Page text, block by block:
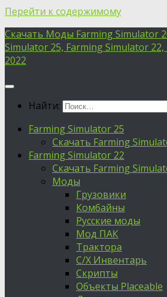
Перейти к содержимому
Скачать Моды Farming Simulator
Simulator 25, Farming Simulator
2022
Найти:
Farming Simulator 25
Скачать Farming
Farming Simulator 22
Скачать Farming
Моды
Грузовики
Комбайны
Русские моды
Мод ПАК
Трактора
С/Х Инвентарь
Скрипты
Объекты Placeable